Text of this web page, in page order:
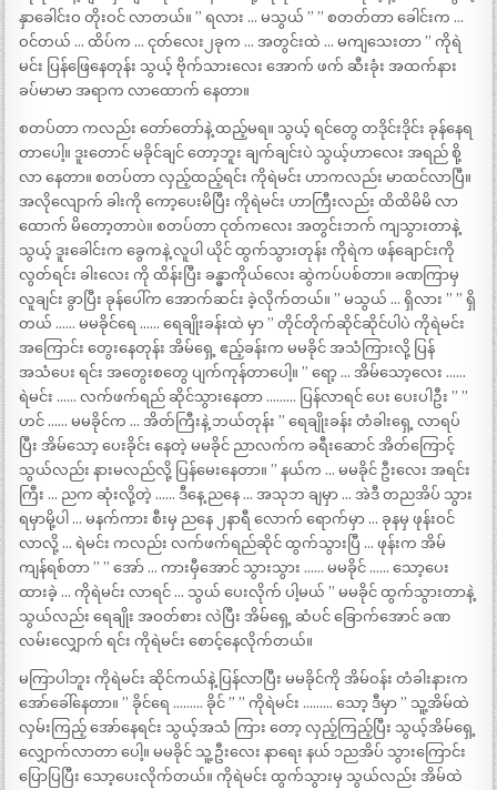
နှာခေါင်းဝ တိုးဝင် လာတယ်။ ” ရလား … မသွယ် ” ” စတတ်တာ ခေါင်းက …
ဝင်တယ် … ထိပ်က … ငုတ်လေး၂ခုက … အတွင်းထဲ … မကျသေးတာ ” ကိုရဲ
မင်း ပြန်ဖြေနေတုန်း သွယ့် ဗိုက်သားလေး အောက် ဖက် ဆီးခုံး အထက်နား
ခပ်မာမာ အရာက လာထောက် နေတာ။
စတပ်တာ ကလည်း တော်တော်နဲ့ ထည့်မရ။ သွယ့် ရင်တွေ တဒိုင်းဒိုင်း ခုန်နေရ
တာပေါ့။ ဒူးတောင် မခိုင်ချင် တော့ဘူး ချက်ချင်းပဲ သွယ့်ဟာလေး အရည် စို့
လာ နေတာ။ စတပ်တာ လှည့်ထည့်ရင်း ကိုရဲမင်း ဟာကလည်း မာထင်လာပြီ။
အလိုလျောက် ခါးကို ကော့ပေးမိပြီး ကိုရဲမင်း ဟာကြီးလည်း ထိထိမိမိ လာ
ထောက် မိတော့တာပဲ။ စတပ်တာ ငုတ်ကလေး အတွင်းဘက် ကျသွားတာနဲ့
သွယ့် ဒူးခေါင်းက ခွေကနဲ့ လူပါ ယိုင် ထွက်သွားတုန်း ကိုရဲက ဖန်ချောင်းကို
လွတ်ရင်း ခါးလေး ကို ထိန်းပြီး ခန္ဓာကိုယ်လေး ဆွဲကပ်ပစ်တာ။ ခဏကြာမှ
လူချင်း ခွာပြီး ခုန်ပေါ်က အောက်ဆင်း ခဲ့လိုက်တယ်။ ” မသွယ် … ရှိလား ” ” ရှိ
တယ် …… မမခိုင်ရေ …… ရေချိုးခန်းထဲ မှာ ” တိုင်တိုက်ဆိုင်ဆိုင်ပါပဲ ကိုရဲမင်း
အကြောင်း တွေးနေတုန်း အိမ်ရှေ့ ဧည့်ခန်းက မမခိုင် အသံကြားလို့ ပြန်
အသံပေး ရင်း အတွေးစတွေ ပျက်ကုန်တာပေါ့။ ” ရော့ … အိမ်သော့လေး ……
ရဲမင်း …… လက်ဖက်ရည် ဆိုင်သွားနေတာ ……… ပြန်လာရင် ပေး ပေးပါဦး ” ”
ဟင် …… မမခိုင်က … အိတ်ကြီးနဲ့ ဘယ်တုန်း ” ရေချိုးခန်း တံခါးရှေ့ လာရပ်
ပြီး အိမ်သော့ ပေးခိုင်း နေတဲ့ မမခိုင် ညာလက်က ခရီးဆောင် အိတ်ကြောင့်
သွယ်လည်း နားမလည်လို့ ပြန်မေးနေတာ။ ” နယ်က … မမခိုင် ဦးလေး အရင်း
ကြီး … ညက ဆုံးလို့တဲ့ …… ဒီနေ့ ညနေ … အသုဘ ချမှာ … အဲဒီ တညအိပ် သွား
ရမှာမို့ပါ … မနက်ကား စီးမှ ညနေ ၂နာရီ လောက် ရောက်မှာ … ခုနမှ ဖုန်းဝင်
လာလို့ … ရဲမင်း ကလည်း လက်ဖက်ရည်ဆိုင် ထွက်သွားပြီ … ဖုန်းက အိမ်
ကျန်ရစ်တာ ” ” အော် … ကားမှီအောင် သွားသွား …… မမခိုင် …… သော့ပေး
ထားခဲ့ … ကိုရဲမင်း လာရင် … သွယ် ပေးလိုက် ပါ့မယ် ” မမခိုင် ထွက်သွားတာနဲ့
သွယ်လည်း ရေချိုး အဝတ်စား လဲပြီး အိမ်ရှေ့ ဆံပင် ခြောက်အောင် ခဏ
လမ်းလျှောက် ရင်း ကိုရဲမင်း စောင့်နေလိုက်တယ်။
မကြာပါဘူး ကိုရဲမင်း ဆိုင်ကယ်နဲ့ ပြန်လာပြီး မမခိုင်ကို အိမ်ဝန်း တံခါးနားက
အော်ခေါ်နေတာ။ ” ခိုင်ရေ ……… ခိုင် ” ” ကိုရဲမင်း ……… သော့ ဒီမှာ ” သူ့အိမ်ထဲ
လှမ်းကြည့် အော်နေရင်း သွယ့်အသံ ကြား တော့ လှည့်ကြည့်ပြီး သွယ့်အိမ်ရှေ့
လျှောက်လာတာ ပေါ့။ မမခိုင် သူ့ဦးလေး နာရေး နယ် ၁ညအိပ် သွားကြောင်း
ပြောပြပြီး သော့ပေးလိုက်တယ်။ ကိုရဲမင်း ထွက်သွားမှ သွယ်လည်း အိမ်ထဲ